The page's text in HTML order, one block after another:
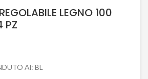
LEGNO 100
PZ
Al: BL